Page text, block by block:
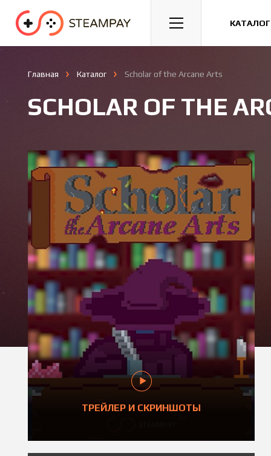
Спорт Гонки Казуальные
Главная Каталог Scholar of the Arcane Arts
SCHOLAR OF THE
ТРЕЙЛЕР И СКРИНШОТЫ